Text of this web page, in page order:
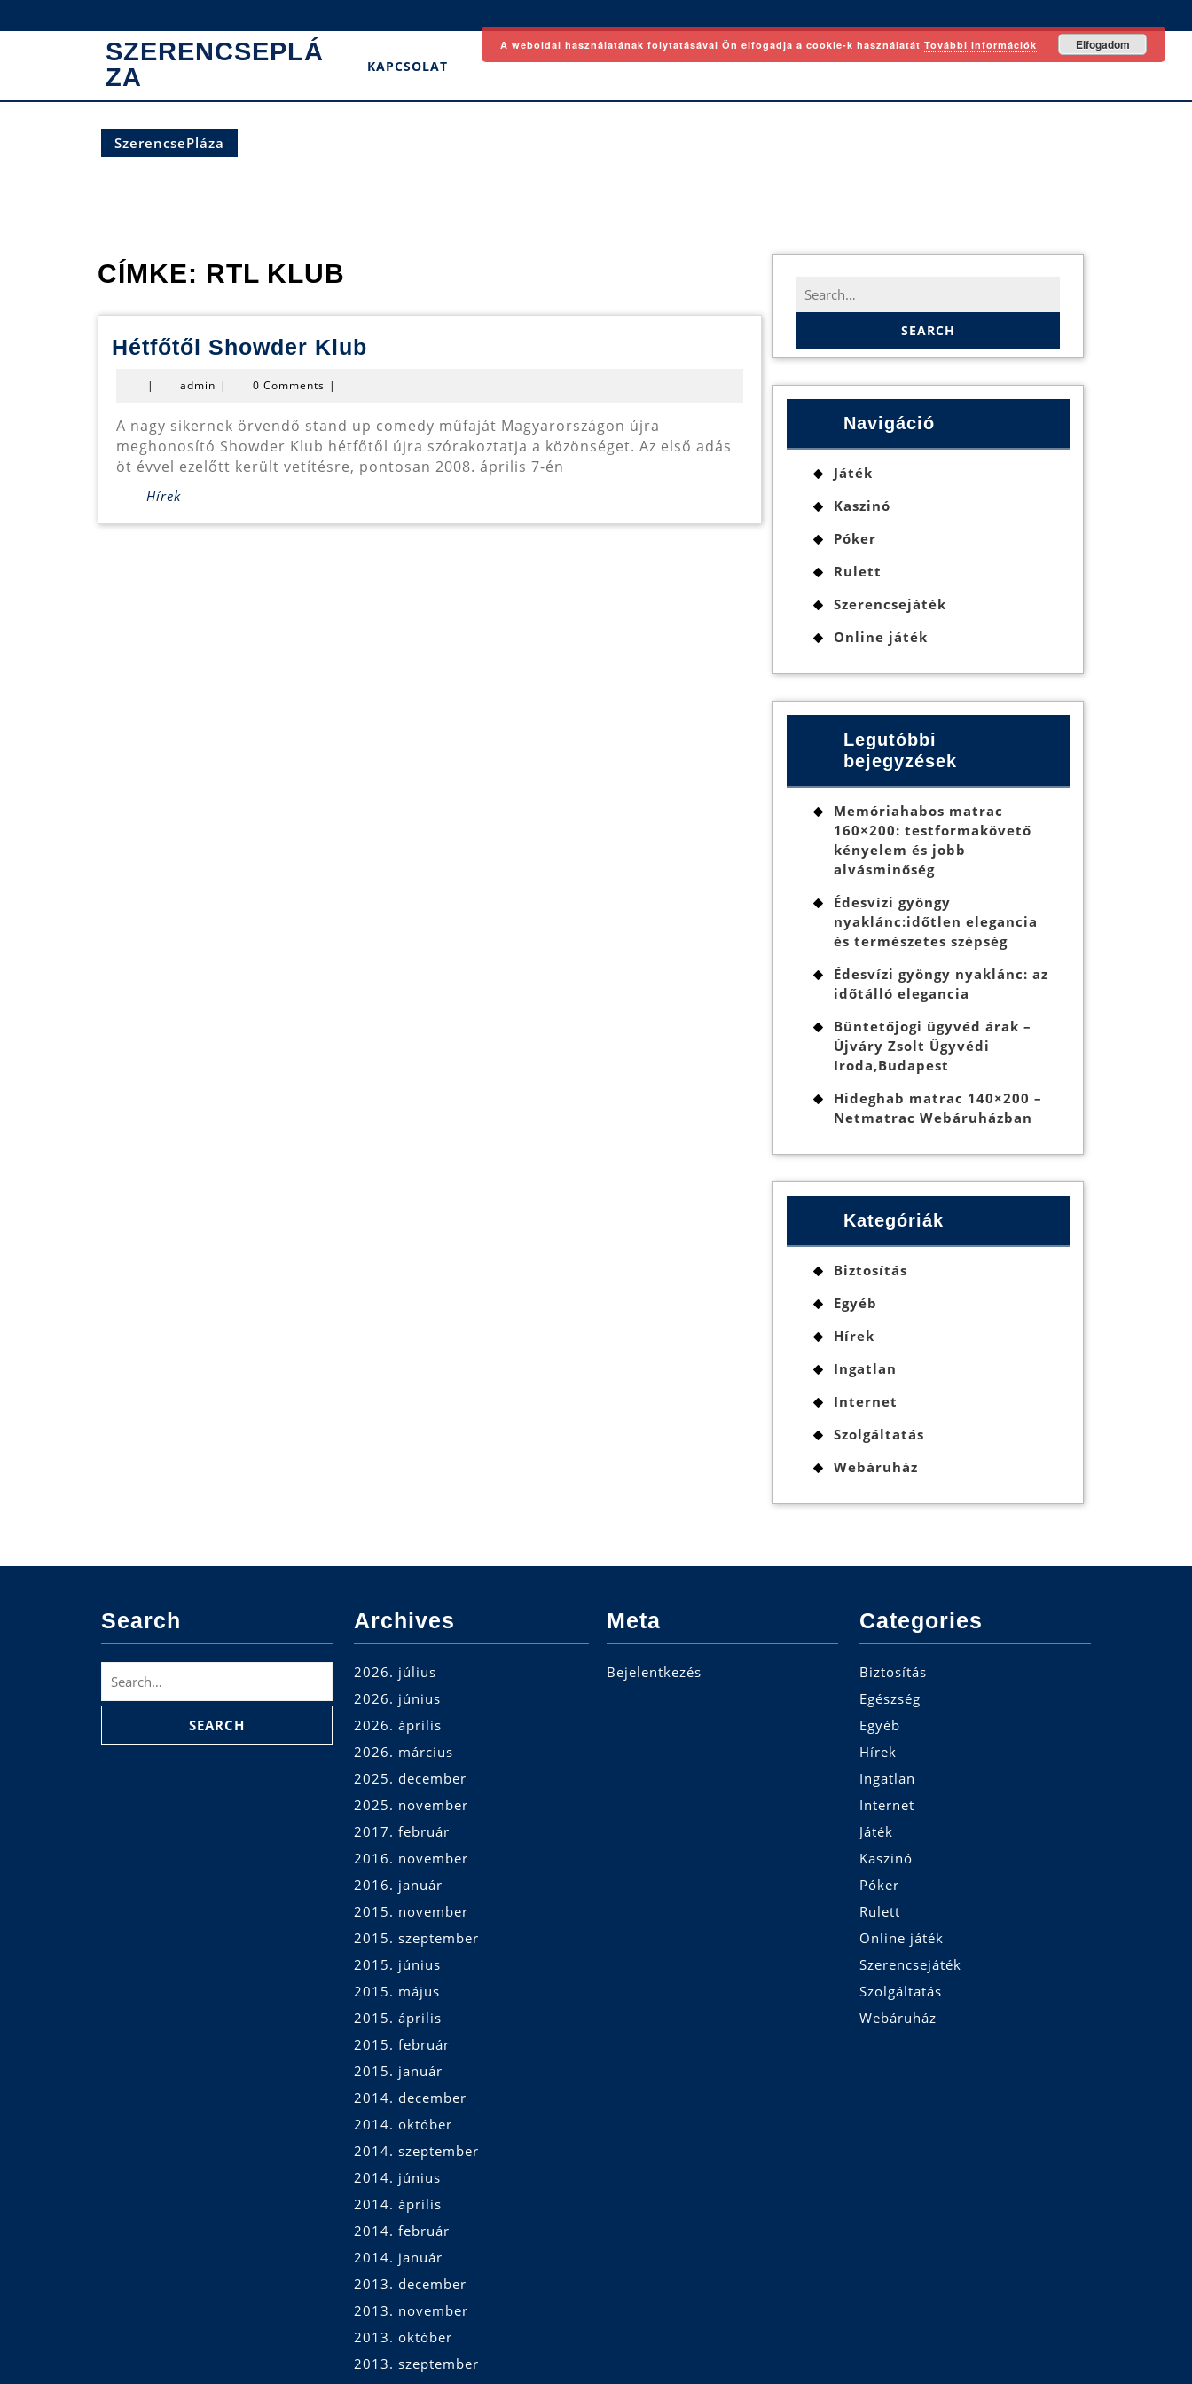
to
SZERENCSEPLÁ
ZA
KAPCSOLAT
SzerencsePláza
CÍMKE: RTL KLUB
Hétfőtől Showder Klub
| admin admin
| 0 Comments |
A nagy sikernek örvendő stand up comedy műfaját Magyarországon újra
meghonosító Showder Klub hétfőtől újra szórakoztatja a közönséget. Az első adás
öt évvel ezelőtt került vetítésre, pontosan 2008. április 7-én
Hírek
Search
for:
Navigáció
Játék
Kaszinó
Póker
Rulett
Szerencsejáték
Online játék
Legutóbbi
bejegyzések
Memóriahabos matrac
160×200: testformakövető
kényelem és jobb
alvásminőség
Édesvízi gyöngy
nyaklánc:időtlen elegancia
és természetes szépség
Édesvízi gyöngy nyaklánc: az
időtálló elegancia
Büntetőjogi ügyvéd árak –
Újváry Zsolt Ügyvédi
Iroda,Budapest
Hideghab matrac 140×200 –
Netmatrac Webáruházban
Kategóriák
Biztosítás
Egyéb
Hírek
Ingatlan
Internet
Szolgáltatás
Webáruház
Search
for:
Archives
2026. július
2026. június
2026. április
2026. március
2025. december
2025. november
2017. február
2016. november
2016. január
2015. november
2015. szeptember
2015. június
2015. május
2015. április
2015. február
2015. január
2014. december
2014. október
2014. szeptember
2014. június
2014. április
2014. február
2014. január
2013. december
2013. november
2013. október
2013. szeptember
Meta
Bejelentkezés
Categories
Biztosítás
Egészség
Egyéb
Hírek
Ingatlan
Internet
Játék
Kaszinó
Póker
Rulett
Online játék
Szerencsejáték
Szolgáltatás
Webáruház
A weboldal használatának folytatásával Ön elfogadja a cookie-k használatát További információk Elfogadom